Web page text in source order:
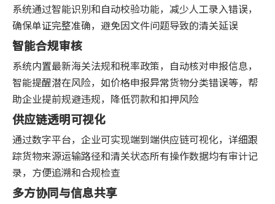
系统通过智能识别和自动校验功能，减少人工录入错误，
确保单证完整准确，避免因文件问题导致的清关延误
智能合规审核
系统内置最新海关法规和税率政策，自动核对申报信息，
智能提醒潜在风险，如价格申报异常货物分类错误等，帮
助企业提前规避违规，降低罚款和扣押风险
供应链透明可视化
通过数字平台，企业可实现端到端供应链可视化，详细跟
踪货物来源运输路径和清关状态所有操作数据均有审计记
录，方便追溯和合规检查
多方协同与信息共享